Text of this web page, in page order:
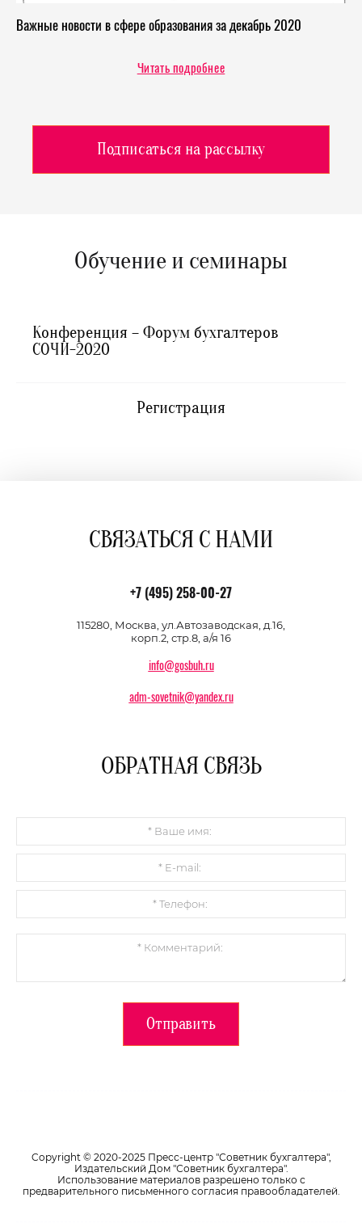
Важные новости в сфере образования за декабрь 2020
Читать подробнее
Подписаться на рассылку
Обучение и семинары
Конференция – Форум бухгалтеров
СОЧИ-2020
Регистрация
СВЯЗАТЬСЯ С НАМИ
+7 (495) 258-00-27
115280, Москва, ул.Автозаводская, д.16,
корп.2, стр.8, а/я 16
info@gosbuh.ru
adm-sovetnik@yandex.ru
ОБРАТНАЯ СВЯЗЬ
Отправить
Copyright © 2020-2025 Пресс-центр "Советник бухгалтера",
Издательский Дом "Советник бухгалтера".
Использование материалов разрешено только с
предварительного письменного согласия правообладателей.